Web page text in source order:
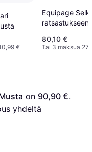
€
Equipage
ratsastukseen
80,10 €
Tai 3 maksua
on 90,90 €.
yhdeltä